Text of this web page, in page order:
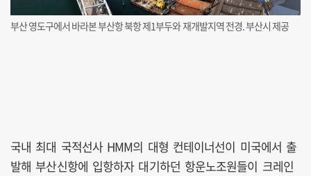
부산 영도구에서 바라본 부산항 북항 제1부두와 재개발지역 전경. 부산시 제공
국내 최대 국적선사 HMM의 대형 컨테이너선이 미국에서 출
발해 부산신항에 입항하자 대기하던 항운노조원들이 크레인